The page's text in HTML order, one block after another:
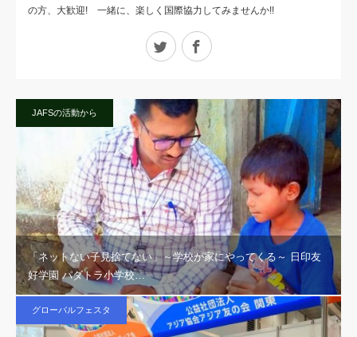
の方、大歓迎! 一緒に、楽しく国際協力してみませんか!!
Twitter Facebook
JAFSの活動から
「ネットない子見捨てない」～学校が家にやってくる～ 日印友
好学園 パダトラ小学校…
グローバルフェスタ